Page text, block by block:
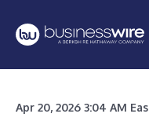
Apr 20, 2026 3:04 AM